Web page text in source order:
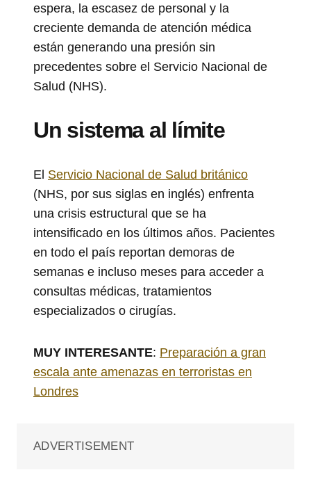
espera, la escasez de personal y la
creciente demanda de atención médica
están generando una presión sin
precedentes sobre el Servicio Nacional de
Salud (NHS).
Un sistema al límite
El Servicio Nacional de Salud británico
(NHS, por sus siglas en inglés) enfrenta
una crisis estructural que se ha
intensificado en los últimos años. Pacientes
en todo el país reportan demoras de
semanas e incluso meses para acceder a
consultas médicas, tratamientos
especializados o cirugías.
MUY INTERESANTE: Preparación a gran
escala ante amenazas en terroristas en
Londres
ADVERTISEMENT